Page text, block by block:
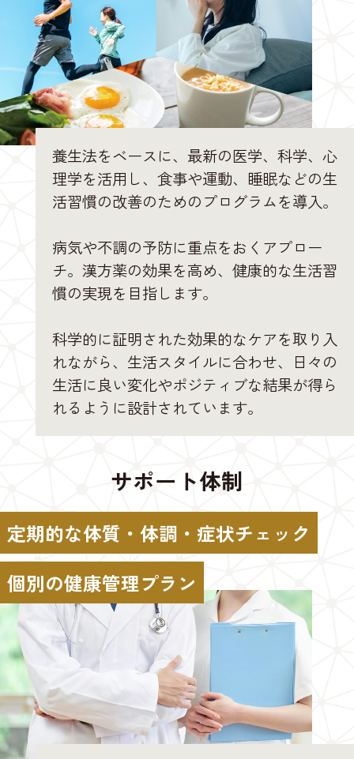
養生法をベースに、最新の医学、科学、心
理学を活用し、食事や運動、睡眠などの生
活習慣の改善のためのプログラムを導入。
病気や不調の予防に重点をおくアプロー
チ。漢方薬の効果を高め、健康的な生活習
慣の実現を目指します。
科学的に証明された効果的なケアを取り入
れながら、生活スタイルに合わせ、日々の
生活に良い変化やポジティブな結果が得ら
れるように設計されています。
サポート体制
定期的な体質・体調・症状チェック
個別の健康管理プラン